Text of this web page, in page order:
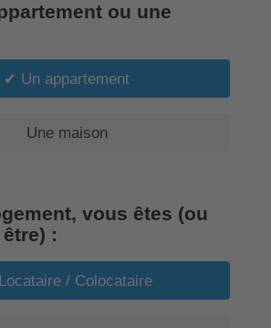
ou une
Un appartement
Une maison
vous êtes (ou
:
Locataire / Colocataire